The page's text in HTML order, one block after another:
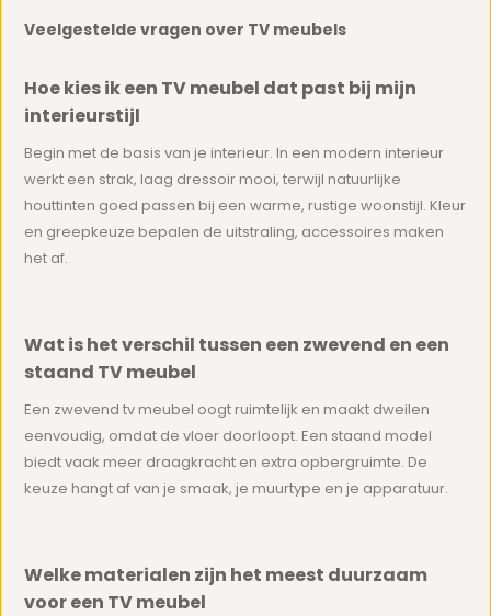
Veelgestelde vragen over TV meubels
Hoe kies ik een TV meubel dat past bij mijn
interieurstijl
Begin met de basis van je interieur. In een modern interieur
werkt een strak, laag dressoir mooi, terwijl natuurlijke
houttinten goed passen bij een warme, rustige woonstijl. Kleur
en greepkeuze bepalen de uitstraling, accessoires maken
het af.
Wat is het verschil tussen een zwevend en een
staand TV meubel
Een zwevend tv meubel oogt ruimtelijk en maakt dweilen
eenvoudig, omdat de vloer doorloopt. Een staand model
biedt vaak meer draagkracht en extra opbergruimte. De
keuze hangt af van je smaak, je muurtype en je apparatuur.
Welke materialen zijn het meest duurzaam
voor een TV meubel